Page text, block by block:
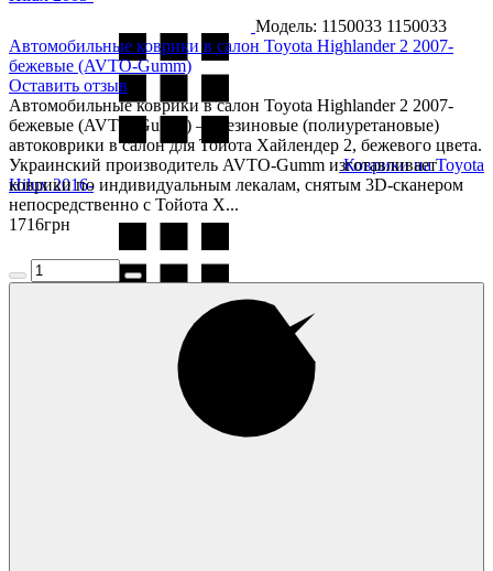
Коврики на Toyota
Hilux 2016-
Land Cruiser 100 1998-2007
Модель: 1150033 1150033
Автомобильные коврики в салон Toyota Highlander 2 2007-
бежевые (AVTO-Gumm)
Оставить отзыв
Автомобильные коврики в салон Toyota Highlander 2 2007-
бежевые (AVTO-Gumm) — резиновые (полиуретановые)
автоковрики в салон для Тойота Хайлендер 2, бежевого цвета.
Украинский производитель AVTO-Gumm изготавливает
коврики по индивидуальным лекалам, снятым 3D-сканером
непосредственно с Тойота Х...
1716грн